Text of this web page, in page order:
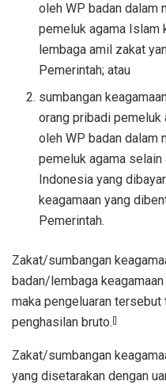
oleh WP badan dalam
pemeluk agama Islam
lembaga amil zakat
Pemerintah; atau
sumbangan
orang pribadi pemeluk
oleh WP badan dalam
pemeluk agama
Indonesia yang
keagamaan yang
Pemerintah.
Zakat/sumbangan
badan/lembaga
maka pengeluaran
penghasilan bruto.
Zakat/sumbangan
yang disetarakan dengan